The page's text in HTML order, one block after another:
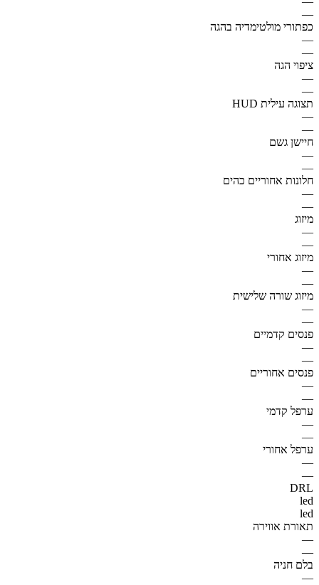
—
כפתורי מולטימדיה בהגה
—
—
ציפוי הגה
—
—
תצוגה עילית HUD
—
—
חיישן גשם
—
—
חלונות אחוריים כהים
—
—
מיזוג
—
—
מיזוג אחורי
—
—
מיזוג שורה שלישית
—
—
פנסים קדמיים
—
—
פנסים אחוריים
—
—
ערפל קדמי
—
—
ערפל אחורי
—
—
DRL
led
led
תאורת אווירה
—
—
בלם חניה
—